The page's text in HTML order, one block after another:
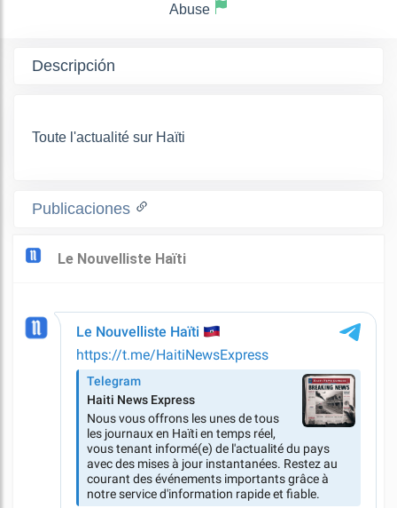
Abuse
Descripción
Toute l'actualité sur Haïti
Publicaciones